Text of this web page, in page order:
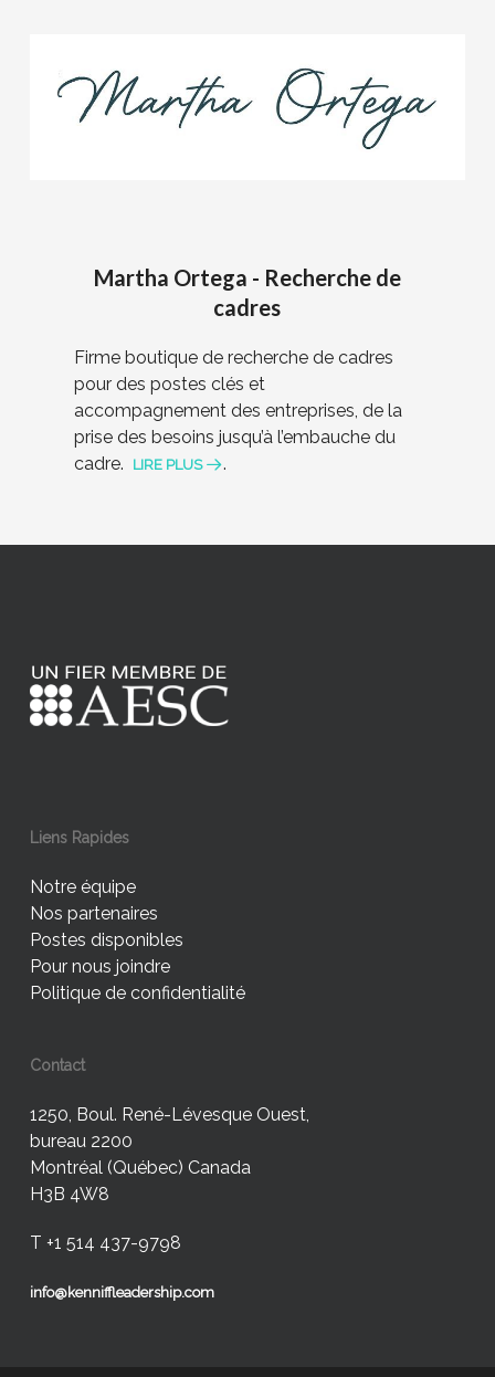
Martha Ortega - Recherche de
cadres
Firme boutique de recherche de cadres
pour des postes clés et
accompagnement des entreprises, de la
prise des besoins jusqu’à l’embauche du
cadre.
LIRE PLUS .
Liens Rapides
Notre équipe
Nos partenaires
Postes disponibles
Pour nous joindre
Politique de confidentialité
Contact
1250, Boul. René-Lévesque Ouest,
bureau 2200
Montréal (Québec) Canada
H3B 4W8
T +1 514 437-9798
info@kenniffleadership.com